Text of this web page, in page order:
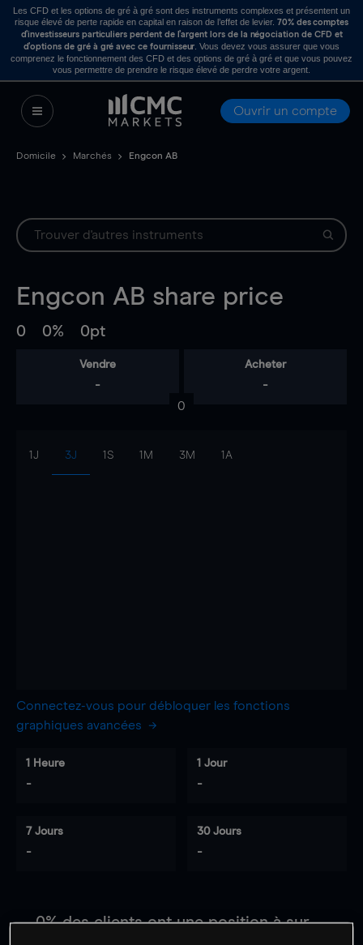
Les CFD et les options de gré à gré sont des instruments complexes et présentent un
risque élevé de perte rapide en capital en raison de l’effet de levier. 70% des comptes
d’investisseurs particuliers perdent de l’argent lors de la négociation de CFD et
d’options de gré à gré avec ce fournisseur . Vous devez vous assurer que vous
comprenez le fonctionnement des CFD et des options de gré à gré et que vous pouvez
vous permettre de prendre le risque élevé de perdre votre argent.
Ouvrir un compte
Domicile Marchés Engcon AB
Engcon AB share price
0 0% 0pt
Vendre
-
Acheter
-
0
1J 3J 1S 1M 3M 1A
Connectez-vous pour débloquer les fonctions
graphiques avancées
1 Heure
-
1 Jour
-
7 Jours
-
30 Jours
-
0% des clients ont une position àsur